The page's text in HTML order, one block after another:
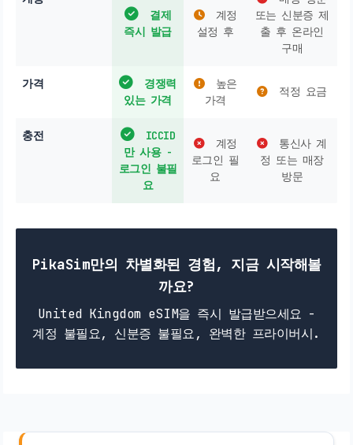
결제
즉시 발급
계정
설정 후
또는 신분증 제
출 후 온라인
구매
가격
경쟁력
있는 가격
높은
가격
적정 요금
충전
ICCID
만 사용 -
로그인 불필
요
계정
로그인 필
요
통신사 계
정 또는 매장
방문
PikaSim만의 차별화된 경험, 지금 시작해볼
까요?
United Kingdom eSIM을 즉시 발급받으세요 -
계정 불필요, 신분증 불필요, 완벽한 프라이버시.